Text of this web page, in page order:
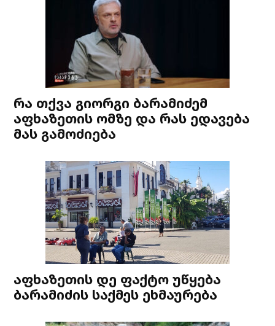
რა თქვა გიორგი ბარამიძემ
აფხაზეთის ომზე და რას ედავება
მას გამოძიება
აფხაზეთის დე ფაქტო უწყება
ბარამიძის საქმეს ეხმაურება